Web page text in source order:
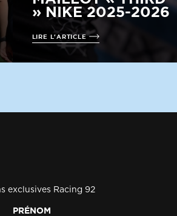
» NIKE 2025-2026
LIRE L'ARTICLE
exclusives Racing 92
PRÉNOM